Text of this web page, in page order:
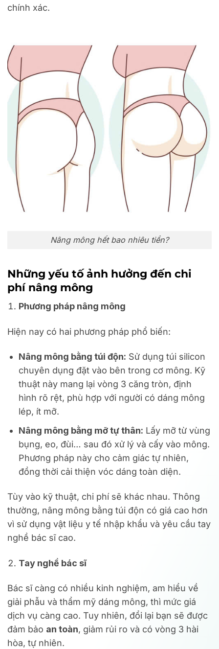
chính xác.
Nâng mông hết bao nhiêu tiền?
Những yếu tố ảnh hưởng đến chi
phí nâng mông
Phương pháp nâng mông
Hiện nay có hai phương pháp phổ biến:
Nâng mông bằng túi độn: Sử dụng túi silicon
chuyên dụng đặt vào bên trong cơ mông. Kỹ
thuật này mang lại vòng 3 căng tròn, định
hình rõ rệt, phù hợp với người có dáng mông
lép, ít mỡ.
Nâng mông bằng mỡ tự thân: Lấy mỡ từ vùng
bụng, eo, đùi… sau đó xử lý và cấy vào mông.
Phương pháp này cho cảm giác tự nhiên,
đồng thời cải thiện vóc dáng toàn diện.
Tùy vào kỹ thuật, chi phí sẽ khác nhau. Thông
thường, nâng mông bằng túi độn có giá cao hơn
vì sử dụng vật liệu y tế nhập khẩu và yêu cầu tay
nghề bác sĩ cao.
Tay nghề bác sĩ
Bác sĩ càng có nhiều kinh nghiệm, am hiểu về
giải phẫu và thẩm mỹ dáng mông, thì mức giá
dịch vụ càng cao. Tuy nhiên, đổi lại bạn sẽ được
đảm bảo an toàn, giảm rủi ro và có vòng 3 hài
hòa, tự nhiên.